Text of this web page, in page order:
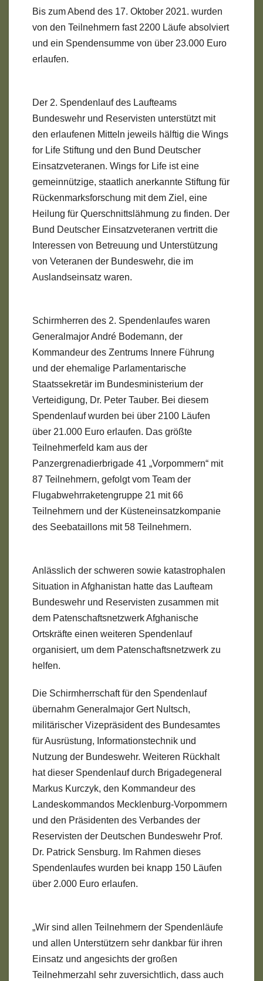
Bis zum Abend des 17. Oktober 2021. wurden
von den Teilnehmern fast 2200 Läufe absolviert
und ein Spendensumme von über 23.000 Euro
erlaufen.
Der 2. Spendenlauf des Laufteams
Bundeswehr und Reservisten unterstützt mit
den erlaufenen Mitteln jeweils hälftig die Wings
for Life Stiftung und den Bund Deutscher
Einsatzveteranen. Wings for Life ist eine
gemeinnützige, staatlich anerkannte Stiftung für
Rückenmarksforschung mit dem Ziel, eine
Heilung für Querschnittslähmung zu finden. Der
Bund Deutscher Einsatzveteranen vertritt die
Interessen von Betreuung und Unterstützung
von Veteranen der Bundeswehr, die im
Auslandseinsatz waren.
Schirmherren des 2. Spendenlaufes waren
Generalmajor André Bodemann, der
Kommandeur des Zentrums Innere Führung
und der ehemalige Parlamentarische
Staatssekretär im Bundesministerium der
Verteidigung, Dr. Peter Tauber. Bei diesem
Spendenlauf wurden bei über 2100 Läufen
über 21.000 Euro erlaufen. Das größte
Teilnehmerfeld kam aus der
Panzergrenadierbrigade 41 „Vorpommern“ mit
87 Teilnehmern, gefolgt vom Team der
Flugabwehrraketengruppe 21 mit 66
Teilnehmern und der Küsteneinsatzkompanie
des Seebataillons mit 58 Teilnehmern.
Anlässlich der schweren sowie katastrophalen
Situation in Afghanistan hatte das Laufteam
Bundeswehr und Reservisten zusammen mit
dem Patenschaftsnetzwerk Afghanische
Ortskräfte einen weiteren Spendenlauf
organisiert, um dem Patenschaftsnetzwerk zu
helfen.
Die Schirmherrschaft für den Spendenlauf
übernahm Generalmajor Gert Nultsch,
militärischer Vizepräsident des Bundesamtes
für Ausrüstung, Informationstechnik und
Nutzung der Bundeswehr. Weiteren Rückhalt
hat dieser Spendenlauf durch Brigadegeneral
Markus Kurczyk, den Kommandeur des
Landeskommandos Mecklenburg-Vorpommern
und den Präsidenten des Verbandes der
Reservisten der Deutschen Bundeswehr Prof.
Dr. Patrick Sensburg. Im Rahmen dieses
Spendenlaufes wurden bei knapp 150 Läufen
über 2.000 Euro erlaufen.
„Wir sind allen Teilnehmern der Spendenläufe
und allen Unterstützern sehr dankbar für ihren
Einsatz und angesichts der großen
Teilnehmerzahl sehr zuversichtlich, dass auch